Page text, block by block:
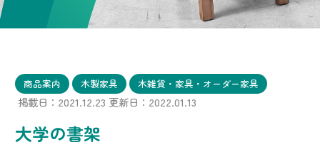
商品案内 木製家具 木雑貨・家具・オーダー家具
掲載日：2021.12.23 更新日：2022.01.13
大学の書架